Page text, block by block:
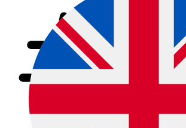
2025/249285